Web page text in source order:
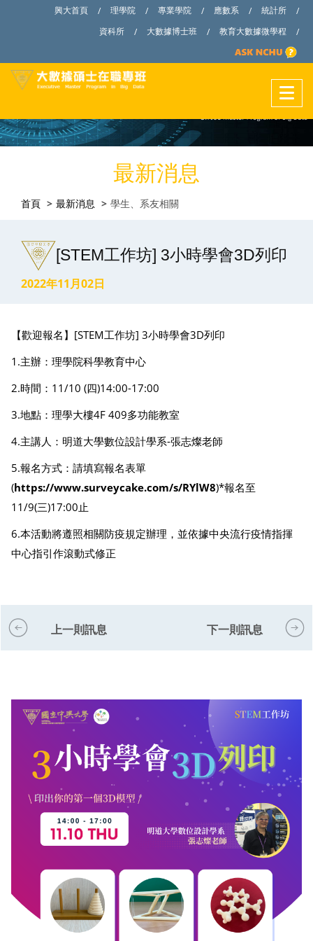
興大首頁 / 理學院 / 專業學院 / 應數系 / 統計所
/
資科所
/ 大數據博士班 / 教育大數據微學程 /
最新消息
首頁 最新消息 學生、系友相關
[STEM工作坊] 3小時學會3D列印
2022年11月02日
【歡迎報名】[STEM工作坊] 3小時學會3D列印
1.主辦：理學院科學教育中心
2.時間：11/10 (四)14:00-17:00
3.地點：理學大樓4F 409多功能教室
4.主講人：明道大學數位設計學系-張志燦老師
5.報名方式：請填寫報名表單
(https://www.surveycake.com/s/RYlW8)*報名至
11/9(三)17:00止
6.本活動將遵照相關防疫規定辦理，並依據中央流行疫情指揮
中心指引作滾動式修正
上一則訊息 下一則訊息